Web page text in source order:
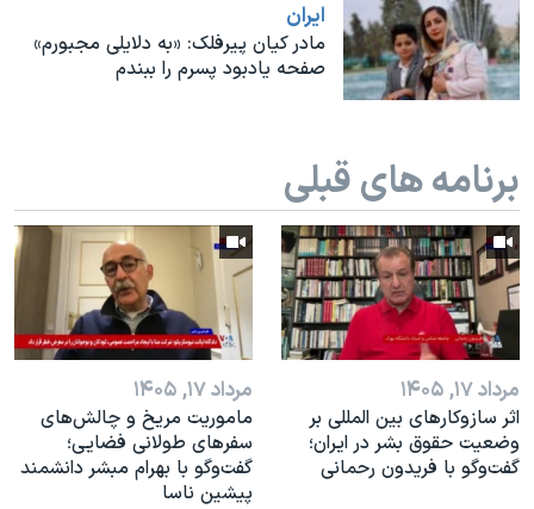
نرگس محمدی برنده جایزه نوبل صلح
همایش محافظه‌کاران آمریکا «سی‌پک»
سفر پرزیدنت ترامپ به چین
ايران
مادر کیان پیرفلک: «به دلایلی مجبورم»
صفحه یادبود پسرم را ببندم
برنامه های قبلی
مرداد ۱۷, ۱۴۰۵
اثر ساز‌و‌کارهای بین المللی بر
وضعیت حقوق بشر در ایران؛
گفت‌وگو با فریدون رحمانی
مرداد ۱۷, ۱۴۰۵
ماموریت مریخ و چالش‌های
سفرهای طولانی فضایی؛
گفت‌وگو با بهرام مبشر دانشمند
پیشین ناسا